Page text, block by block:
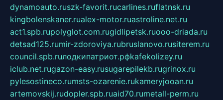
dynamoauto.ruszk-favorit.rucarlines.ruflatnsk.ru
kingbolenskaner.rualex-motor.ruastroline.net.ru
act1.spb.rupolyglot.com.rugidlipetsk.ruooo-driada.ru
detsad125.rumir-zdoroviya.rubruslanovo.rusiterem.ru
council.spb.ruлодкипатриот.рфkafekolizey.ru
iclub.net.rugazon-easy.rusugarepilekb.rugrinox.ru
pylesostineco.rumsts-ozarenie.rukameryjooan.ru
artemovskij.rudopler.spb.ruaid70.rumetall-perm.ru